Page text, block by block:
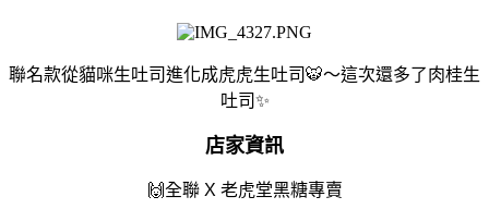
聯名款從貓咪生吐司進化成虎虎生吐司🐯～這次還多了肉桂生
吐司 ✨
店家資訊
🙌全聯 X 老虎堂黑糖專賣